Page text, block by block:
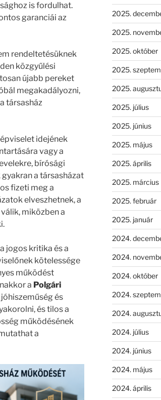
is fordulhat.
garanciái az
rendeltetésüknek
közgyűlési
újabb pereket
megakadályozni,
társasház
idejének
vagy a
bírósági
a társasházat
fizeti meg a
elveszhetnek, a
miközben a
jogos kritika és a
kötelessége
működést
a Polgári
és
és tilos a
működésének
a
2025.
2025.
2025. október
2025.
2025.
2025. július
2025. június
2025. május
2025. április
2025. március
2025. február
2025. január
2024.
2024.
2024. október
2024.
2024.
2024. július
2024. június
2024. május
2024. április